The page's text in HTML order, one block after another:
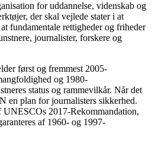
for uddannelse, videnskab og
der skal vejlede stater i at
fundamentale rettigheder og friheder
journalister, forskere og
først og fremmest 2005-
og 1980-
status og rammevilkår. Når det
en plan for journalisters sikkerhed.
UNESCOs 2017-Rekommandation,
af 1960- og 1997-